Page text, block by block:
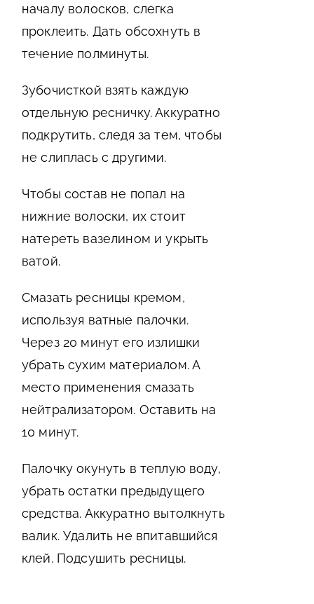
началу волосков, слегка
проклеить. Дать обсохнуть в
течение полминуты.
Зубочисткой взять каждую
отдельную ресничку. Аккуратно
подкрутить, следя за тем, чтобы
не слиплась с другими.
Чтобы состав не попал на
нижние волоски, их стоит
натереть вазелином и укрыть
ватой.
Смазать ресницы кремом,
используя ватные палочки.
Через 20 минут его излишки
убрать сухим материалом. А
место применения смазать
нейтрализатором. Оставить на
10 минут.
Палочку окунуть в теплую воду,
убрать остатки предыдущего
средства. Аккуратно вытолкнуть
валик. Удалить не впитавшийся
клей. Подсушить ресницы.